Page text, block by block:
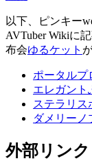
以下、ピンキー
AVTuber Wikiに
布会ゆるケット
ポータルプ
エレガント
ステラリス
ダメリーノ
外部リンク